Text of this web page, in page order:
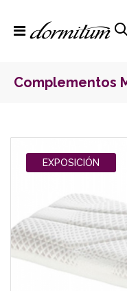
Complementos
EXPOSICIÓN